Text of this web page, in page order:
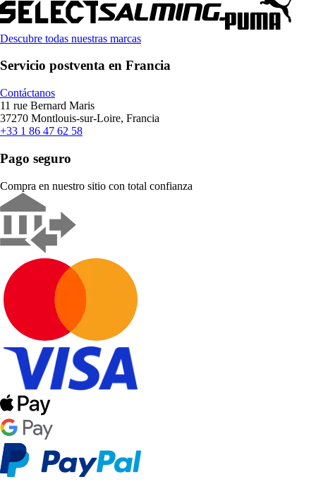
Descubre todas nuestras marcas
Servicio postventa en Francia
Contáctanos
11 rue Bernard Maris
37270 Montlouis-sur-Loire, Francia
+33 1 86 47 62 58
Pago seguro
Compra en nuestro sitio con total confianza